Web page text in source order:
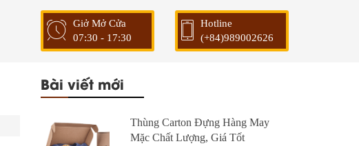
Giở Mở Cửa
07:30 - 17:30
Hotline
(+84)989002626
Bài viết mới
Thùng Carton Đựng Hàng May
Mặc Chất Lượng, Giá Tốt